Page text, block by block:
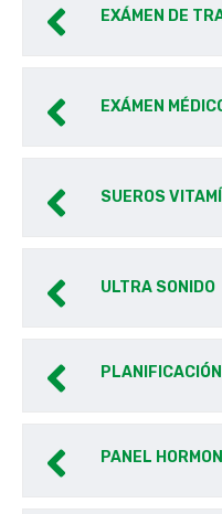
EXÁMEN DE
EXÁMEN
SUEROS
ULTRA SONIDO
PANEL